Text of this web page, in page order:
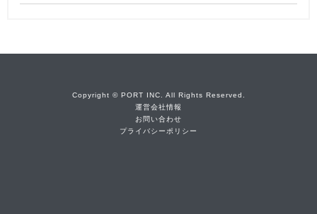
Copyright © PORT INC. All Rights Reserved.
運営会社情報
お問い合わせ
プライバシーポリシー